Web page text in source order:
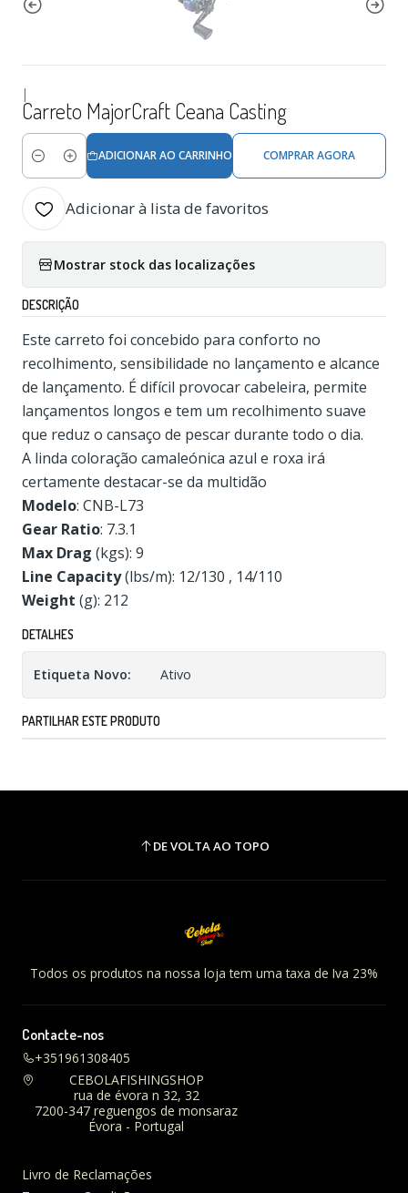
|
Carreto MajorCraft Ceana Casting
Quantidade
ADICIONAR AO CARRINHO COMPRAR AGORA
Adicionar à lista de favoritos
Mostrar stock das localizações
DESCRIÇÃO
Este carreto foi concebido para conforto no
recolhimento, sensibilidade no lançamento e alcance
de lançamento. É difícil provocar cabeleira, permite
lançamentos longos e tem um recolhimento suave
que reduz o cansaço de pescar durante todo o dia.
A linda coloração camaleónica azul e roxa irá
certamente destacar-se da multidão
Modelo: CNB-L73
Gear Ratio: 7.3.1
Max Drag (kgs): 9
Line Capacity(lbs/m): 12/130 , 14/110
Weight (g): 212
DETALHES
Etiqueta Novo: Ativo
PARTILHAR ESTE PRODUTO
DE VOLTA AO TOPO
Todos os produtos na nossa loja tem uma taxa de Iva 23%
Contacte-nos
+351961308405
CEBOLAFISHINGSHOP
rua de évora n 32, 32
7200-347 reguengos de monsaraz
Évora - Portugal
Livro de Reclamações